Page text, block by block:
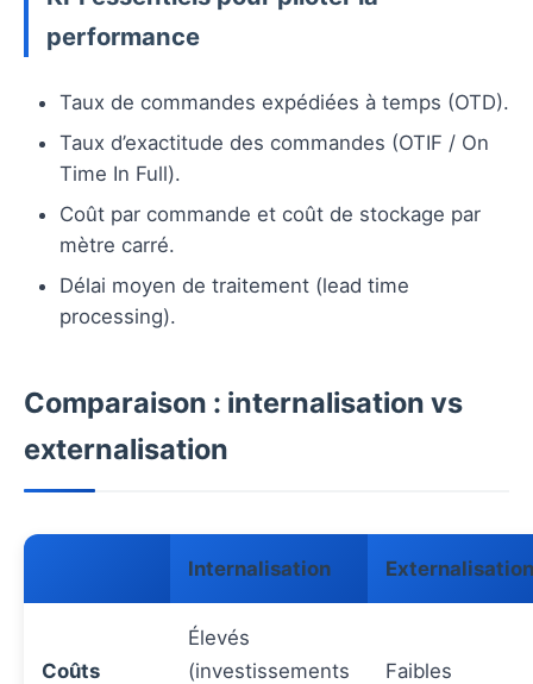
performance
Taux de commandes expédiées à temps (OTD).
Taux d’exactitude des commandes (OTIF / On
Time In Full).
Coût par commande et coût de stockage par
mètre carré.
Délai moyen de traitement (lead time
processing).
Comparaison : internalisation vs
externalisation
Internalisation Externalisation
Coûts
Élevés
(investissements
Faibles